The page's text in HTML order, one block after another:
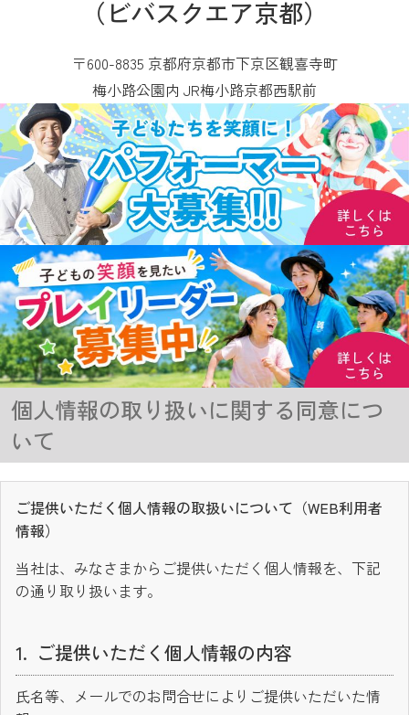
（ビバスクエア京都）
〒600-8835 京都府京都市下京区観喜寺町
梅小路公園内 JR梅小路京都西駅前
個人情報の取り扱いに関する同意につ
いて
ご提供いただく個人情報の取扱いについて（WEB利用者
情報）
当社は、みなさまからご提供いただく個人情報を、下記
の通り取り扱います。
ご提供いただく個人情報の内容
氏名等、メールでのお問合せによりご提供いただいた情